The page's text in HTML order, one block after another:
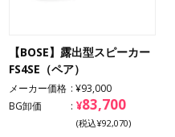
【BOSE】露出型スピーカー
FS4SE（ペア）
メーカー価格
¥93,000
BG卸価
¥83,700
(税込¥92,070)